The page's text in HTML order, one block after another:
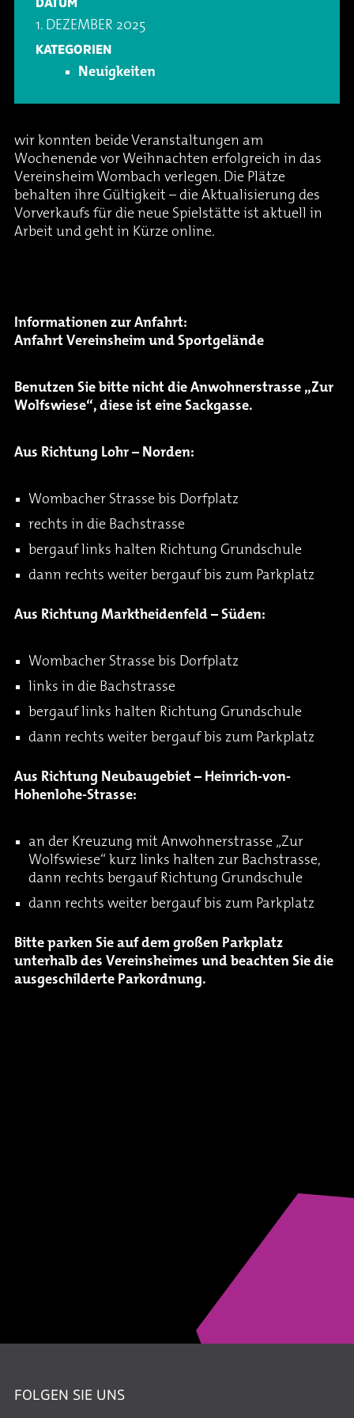
Oper & Operette
Theater & Musical
Vorträge & Lesungen
Kafé Klinker
Essen & Trinken
Barrierefreiheit
Über Lohr a.Main
FAQ – Fragen & Antworten
Kontakt
Technik
Downloads
Geschichte
Jobs
Ansprechpartner
1. DEZEMBER 2025
KATEGORIEN
Neuigkeiten
wir konnten beide Veranstaltungen am
Wochenende vor Weihnachten erfolgreich in das
Vereinsheim Wombach verlegen. Die Plätze
behalten ihre Gültigkeit – die Aktualisierung des
Vorverkaufs für die neue Spielstätte ist aktuell in
Arbeit und geht in Kürze online.
Informationen zur Anfahrt:
Anfahrt Vereinsheim und Sportgelände
Benutzen Sie bitte nicht die Anwohnerstrasse „Zur
Wolfswiese“, diese ist eine Sackgasse.
Aus Richtung Lohr – Norden:
Wombacher Strasse bis Dorfplatz
rechts in die Bachstrasse
bergauf links halten Richtung Grundschule
dann rechts weiter bergauf bis zum Parkplatz
Aus Richtung Marktheidenfeld – Süden:
Wombacher Strasse bis Dorfplatz
links in die Bachstrasse
bergauf links halten Richtung Grundschule
dann rechts weiter bergauf bis zum Parkplatz
Aus Richtung Neubaugebiet – Heinrich-von-
Hohenlohe-Strasse:
an der Kreuzung mit Anwohnerstrasse „Zur
Wolfswiese“ kurz links halten zur Bachstrasse,
dann rechts bergauf Richtung Grundschule
dann rechts weiter bergauf bis zum Parkplatz
Bitte parken Sie auf dem großen Parkplatz
unterhalb des Vereinsheimes und beachten Sie die
ausgeschilderte Parkordnung.
FOLGEN SIE UNS